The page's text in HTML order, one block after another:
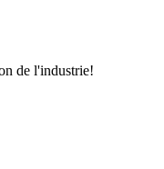
de l'industrie!